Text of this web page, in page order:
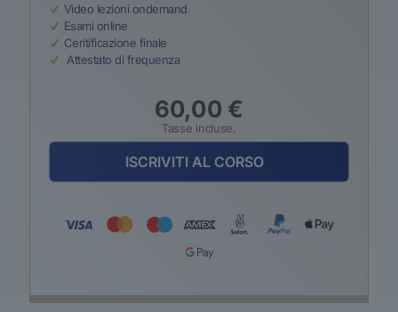
Video lezioni ondemand
Esami online
Ceritificazione finale
Attestato di frequenza
60,00 €
Tasse incluse.
ISCRIVITI AL CORSO